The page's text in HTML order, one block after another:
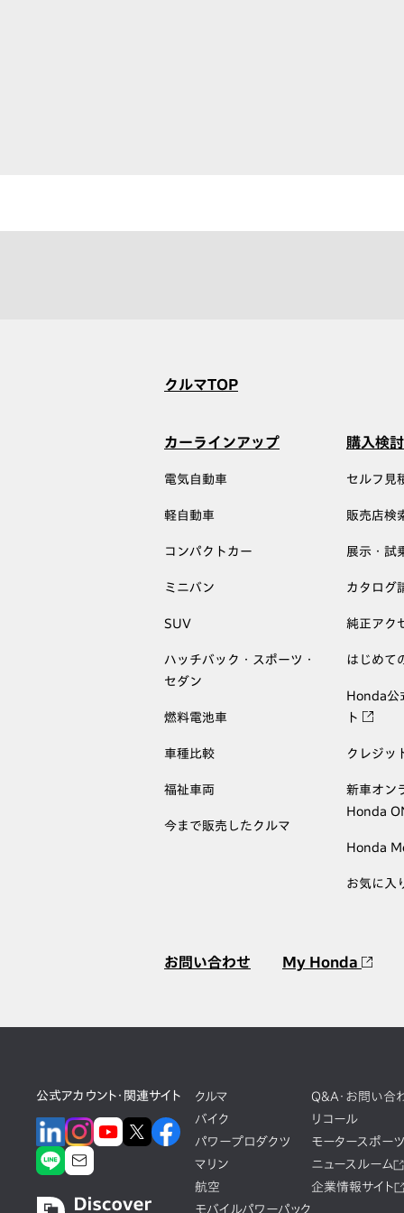
クルマTOP
カーラインアップ
電気自動車
軽自動車
コンパクトカー
ミニバン
SUV
ハッチバック・スポーツ・
セダン
燃料電池車
車種比較
福祉車両
今まで販売したクルマ
購入検
セルフ見
販売店検
展示・試
カタログ
純正アク
はじめて
Honda公
ト
クレジッ
新車オン
Honda
Honda
お気に入
お問い合わせ My Honda
公式アカウント・関連サイト
クルマ
バイク
パワープロダクツ
マリン
航空
モバイルパワーパック
Q&A・お問い合
リコール
モータースポーツ
ニュースルーム
企業情報サイト